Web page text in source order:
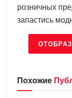
розничных
запастись
Похожие
БРЕНДЫ